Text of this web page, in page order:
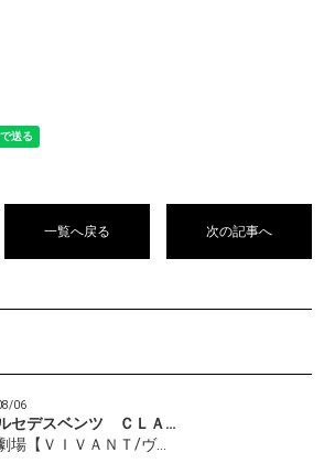
一覧へ戻る 次の記事へ
06
セデスベンツ ＣＬＡ…
場【ＶＩＶＡＮＴ/ヴ…